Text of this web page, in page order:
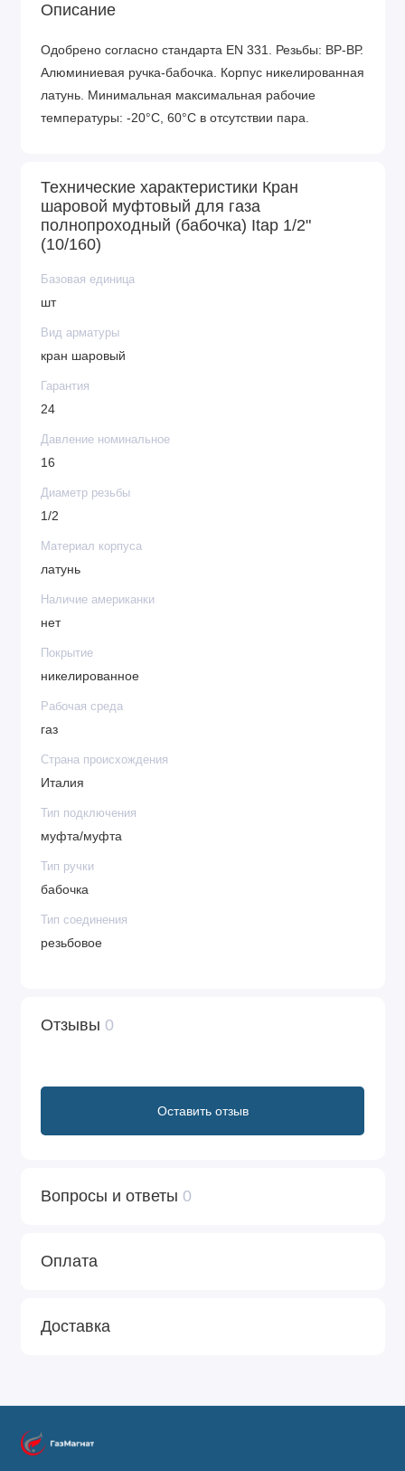
Описание
Одобрено согласно стандарта EN 331. Резьбы: ВР-ВР.
Алюминиевая ручка-бабочка. Корпус никелированная
латунь. Минимальная максимальная рабочие
температуры: -20°C, 60°C в отсутствии пара.
Технические характеристики Кран
шаровой муфтовый для газа
полнопроходный (бабочка) Itap 1/2"
(10/160)
Базовая единица
шт
Вид арматуры
кран шаровый
Гарантия
24
Давление номинальное
16
Диаметр резьбы
1/2
Материал корпуса
латунь
Наличие американки
нет
Покрытие
никелированное
Рабочая среда
газ
Страна происхождения
Италия
Тип подключения
муфта/муфта
Тип ручки
бабочка
Тип соединения
резьбовое
Отзывы 0
Оставить отзыв
Вопросы и ответы 0
Оплата
Доставка